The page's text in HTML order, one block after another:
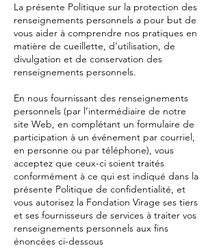
La présente Politique sur la protection des
renseignements personnels a pour but de
vous aider à comprendre nos pratiques en
matière de cueillette, d’utilisation, de
divulgation et de conservation des
renseignements personnels.
En nous fournissant des renseignements
personnels (par l’intermédiaire de notre
site Web, en complétant un formulaire de
participation à un événement par courriel,
en personne ou par téléphone), vous
acceptez que ceux-ci soient traités
conformément à ce qui est indiqué dans la
présente Politique de confidentialité, et
vous autorisez la Fondation Virage ses tiers
et ses fournisseurs de services à traiter vos
renseignements personnels aux fins
énoncées ci-dessous